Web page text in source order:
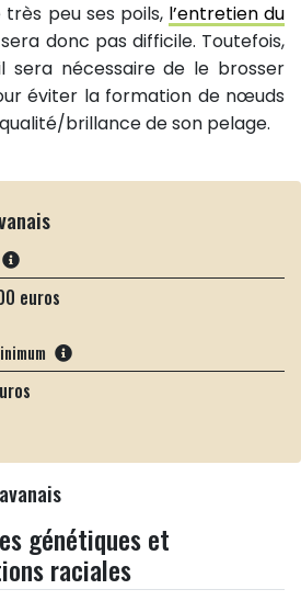
peu ses poils, l’entretien du
donc pas difficile. Toutefois,
sera nécessaire de le brosser
éviter la formation de nœuds
brillance de son pelage.
euros
génétiques et
raciales